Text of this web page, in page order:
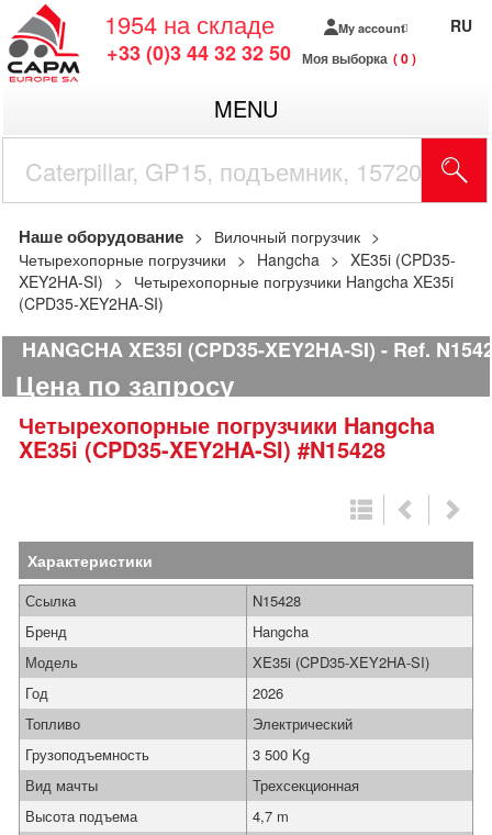
1954 на складе
+33 (0)3 44 32 32 50
My account
Моя выборка 0
RU
MENU
Наше оборудование
Вилочный погрузчик
Четырехопорные погрузчики
Hangcha
XE35i (CPD35-
XEY2HA-SI)
Четырехопорные погрузчики Hangcha XE35i
(CPD35-XEY2HA-SI)
HANGCHA XE35I (CPD35-XEY2HA-SI) Ref.
Цена по запросу
Четырехопорные погрузчики Hangcha
XE35i (CPD35-XEY2HA-SI) #N15428
Характеристики
Ссылка
N15428
Бренд
Hangcha
Модель
XE35i (CPD35-XEY2HA-SI)
Год
2026
Топливо
Электрический
Грузоподъемность
3 500 Kg
Вид мачты
Трехсекционная
Высота подъема
4,7 m